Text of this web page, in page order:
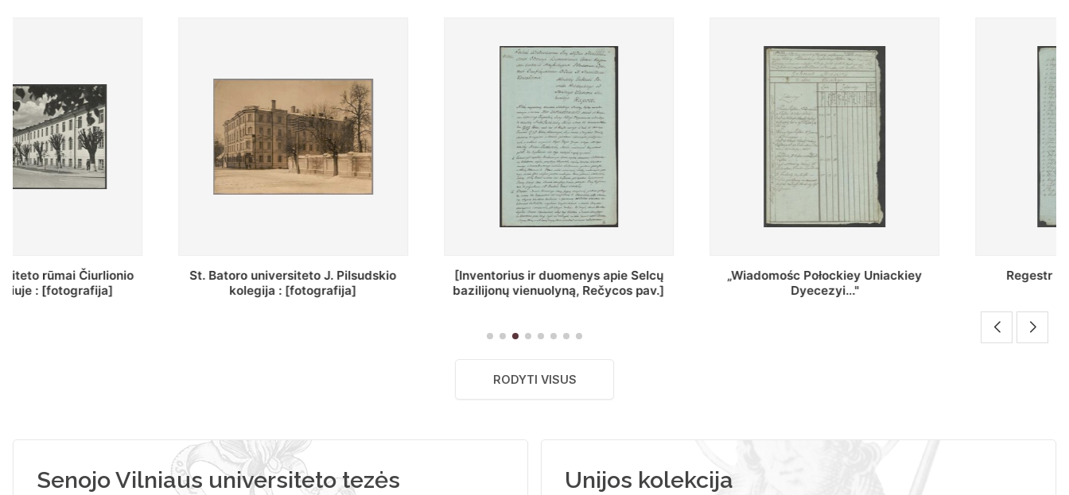
St. Batoro universiteto J. Pilsudskio
kolegija : [fotografija]
[Inventorius ir duomenys apie Selcų
bazilijonų vienuolyną, Rečycos pav.]
„Wiadomośc Połockiey Uniackiey
Dyecezyi..."
Regestr Parochow Dekanatu
RODYTI VISUS
Senojo Vilniaus universiteto tezės Unijos kolekcija